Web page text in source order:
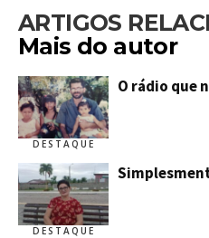
ARTIGOS
Mais do autor
DESTAQUE
O rádio que
DESTAQUE